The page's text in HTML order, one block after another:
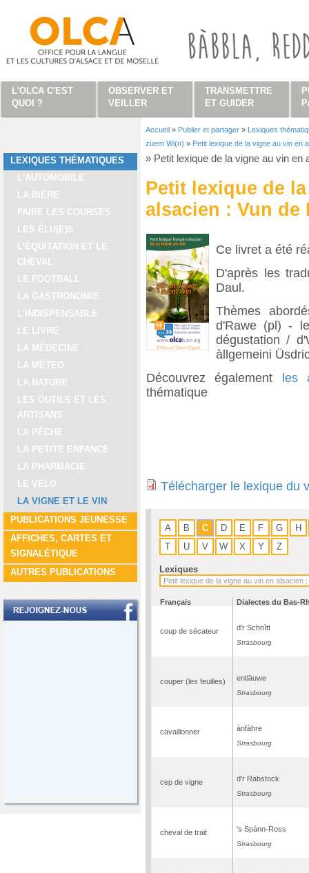
LEXIQUES THÉMATIQUES
L'AUTOMOBILE
LA BIÈRE
FAIRE LES COURSES
LES ÉLU(E)S
L’ÉQUITATION ET LE
CHEVAL
LE FOOTBALL
LA GASTRONOMIE
L'INDISPENSABLE
LE LIVRE
LA MÉDECINE
LA MÉTÉO
LA NATURE
LES OUTILS ET LES
ARTISANS
LA PÊCHE
LA PETITE ENFANCE
LA PHARMACIE
LE VÉLO
LA VIGNE ET LE VIN
PUBLICATIONS JEUNESSE
AFFICHES, CARTES ET
SIGNALÉTIQUE
AUTRES PUBLICATIONS
Vous êtes ici
Accueil » Publier et partager » Lexiques
züem Wi(n) » Petit lexique de la vigne au vin en
» Petit lexique de la vigne au vin
Petit lexique de
alsacien : Vun de
Ce livret a été
D'après les
Daul.
Thèmes
d'Rawe (pl) -
dégustation /
àllgemeini
Découvrez également les
thématique
Télécharger le lexique du
A B C D E F G
H
T
U V W X Y Z
Lexiques
Français Dialectes du Bas-
coup de sécateur d'r Schnìtt
Strasbourg
couper (les feuilles) entläuwe
Strasbourg
cavaillonner ànfàhre
Strasbourg
cep de vigne d'r Rabstock
Strasbourg
cheval de trait 's Spànn-Ross
Strasbourg
L'OLCA C'EST
QUOI ?
OBSERVER ET
VEILLER
TRANSMETTRE
ET GUIDER